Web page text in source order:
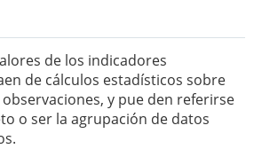
de los indicadores
de cálculos estadísticos sobre
y pue den referirse
o ser la agrupación de datos